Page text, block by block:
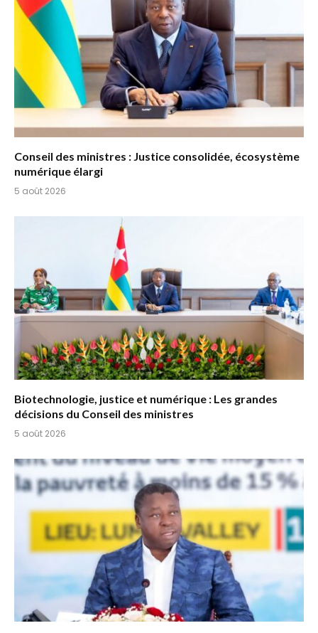
Conseil des ministres : Justice consolidée, écosystème
numérique élargi
5 août 2026
Biotechnologie, justice et numérique : Les grandes
décisions du Conseil des ministres
5 août 2026